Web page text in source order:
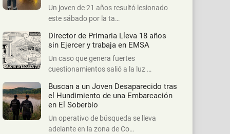
Un joven de 21 años resultó lesionado
este sábado por la ta…
Director de Primaria Lleva 18 años
sin Ejercer y trabaja en EMSA
Un caso que genera fuertes
cuestionamientos salió a la luz …
Buscan a un Joven Desaparecido tras
el Hundimiento de una Embarcación
en El Soberbio
Un operativo de búsqueda se lleva
adelante en la zona de Co…